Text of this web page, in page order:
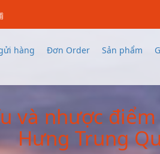
hàng Đơn Order Sản phẩm
và nhược
Hưng Trung